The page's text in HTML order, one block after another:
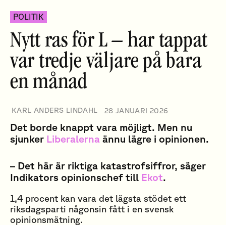
POLITIK
Nytt ras för L – har tappat
var tredje väljare på bara
en månad
KARL ANDERS LINDAHL 28 JANUARI 2026
Det borde knappt vara möjligt. Men nu
sjunker Liberalerna ännu lägre i opinionen.
– Det här är riktiga katastrofsiffror, säger
Indikators opinionschef till Ekot.
1,4 procent kan vara det lägsta stödet ett
riksdagsparti någonsin fått i en svensk
opinionsmätning.